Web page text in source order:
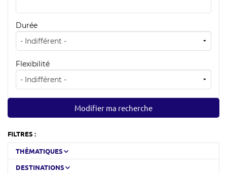
Durée
Flexibilité
FILTRES :
THÉMATIQUES
DESTINATIONS